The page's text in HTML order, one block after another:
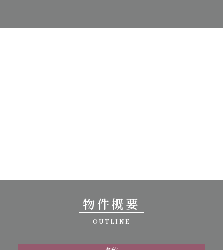
物件概要
OUTLINE